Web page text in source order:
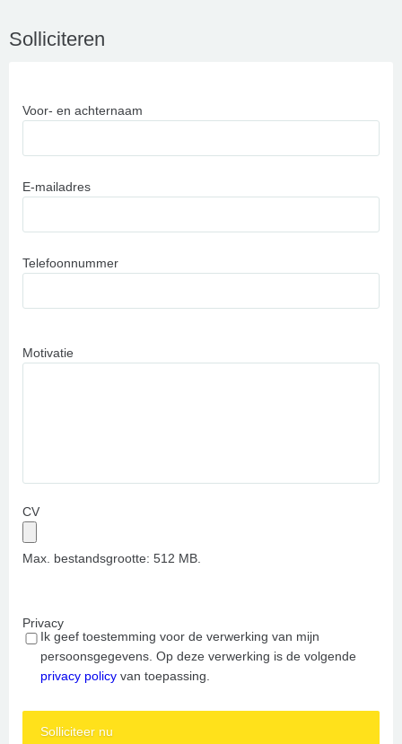
Solliciteren
Voor- en achternaam
E-mailadres
Telefoonnummer
Motivatie
CV
Max. bestandsgrootte: 512 MB.
Privacy
Ik geef toestemming voor de verwerking van mijn
persoonsgegevens. Op deze verwerking is de volgende
privacy policy van toepassing.